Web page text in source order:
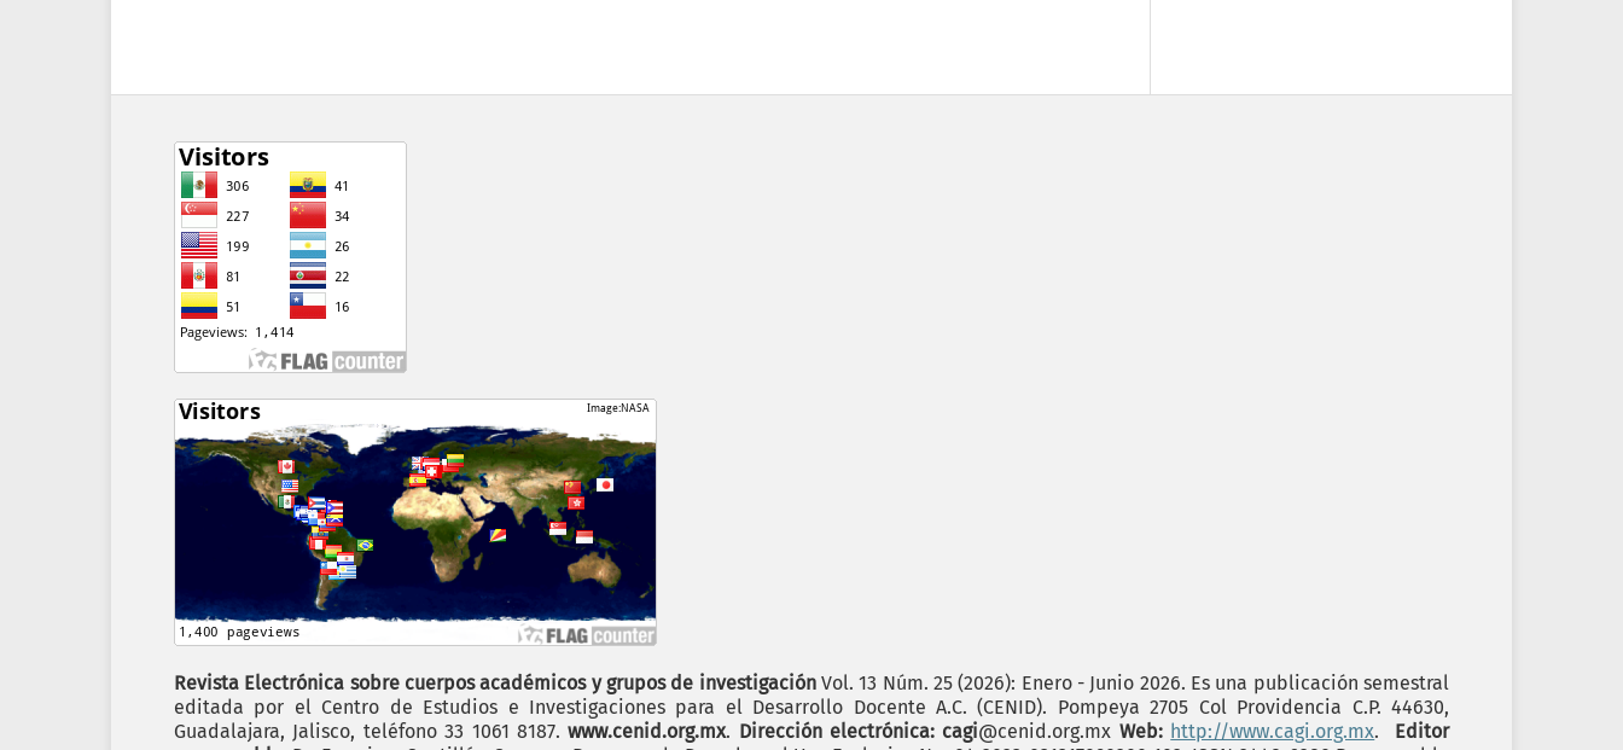
Revista Electrónica sobre cuerpos académicos y grupos de investigaciónVol. 13 Núm. 25 (2026): Enero - Junio 2026. Es una publicación semestral
editada por el Centro de Estudios e Investigaciones para el Desarrollo Docente A.C. (CENID). Pompeya 2705 Col Providencia C.P. 44630,
Guadalajara, Jalisco, teléfono 33 1061 8187.www.cenid.org.mx. Dirección electrónica: cagi@cenid.org.mx Web: http://www.cagi.org.mx. Editor